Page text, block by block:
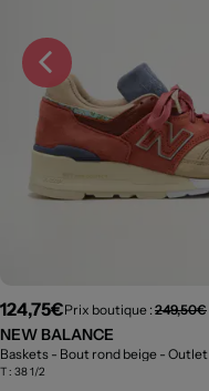
124,75€Prix boutique : 249,50€
NEW BALANCE
Baskets - Bout rond beige - Outlet
T : 38 1/2